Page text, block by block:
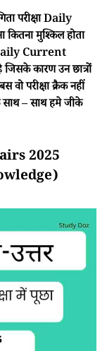
परीक्षा Daily
मुश्किल होता
Daily Current
कारण उन छात्रों
परीक्षा क्रैक नहीं
साथ – साथ हमे जीके
2025